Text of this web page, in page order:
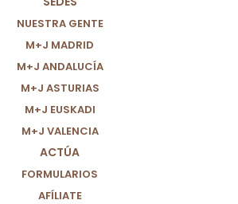
NUESTRA GENTE
M+J MADRID
M+J ANDALUCÍA
M+J ASTURIAS
M+J EUSKADI
M+J VALENCIA
ACTÚA
FORMULARIOS
AFÍLIATE
15M